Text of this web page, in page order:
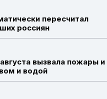
пересчитал
россиян
вызвала пожары и
и водой